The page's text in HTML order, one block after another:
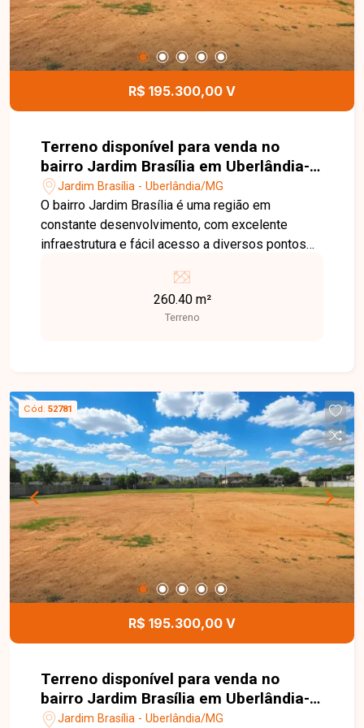
R$ 195.300,00 V
Terreno disponível para venda no
bairro Jardim Brasília em Uberlândia-
MGJardim Brasília - Uberlândia/MG
O bairro Jardim Brasília é uma região em
constante desenvolvimento, com excelente
infraestrutura e fácil acesso a diversos pontos
supermercados, farmácias e serviços
essenciais, tornando-se uma ótima opção tanto
para moradia quanto para investimento. Terreno
residencial, com ótimo aproveitamento do
espaço e localização privilegiada em um bairro
consolidado. Entre em contato com a Delta
Imóveis e agende um atendimento. Nossa equipe
está pronta para apresentar todos os detalhes
deste imóvel e ajudar você a realizar um
excelente investimento.
260.40 m²
Terreno
Cód. 52781
R$ 195.300,00 V
Terreno disponível para venda no
bairro Jardim Brasília em Uberlândia-
MGJardim Brasília - Uberlândia/MG